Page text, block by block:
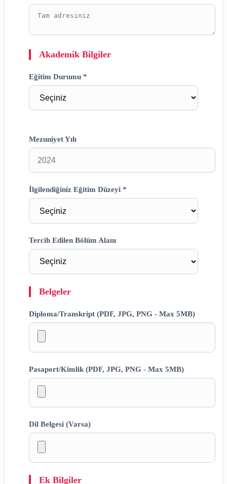
Akademik Bilgiler
Eğitim Durumu *
Mezuniyet Yılı
İlgilendiğiniz Eğitim Düzeyi *
Tercih Edilen Bölüm Alanı
Belgeler
Diploma/Transkript (PDF, JPG, PNG - Max 5MB)
Pasaport/Kimlik (PDF, JPG, PNG - Max 5MB)
Dil Belgesi (Varsa)
Ek Bilgiler